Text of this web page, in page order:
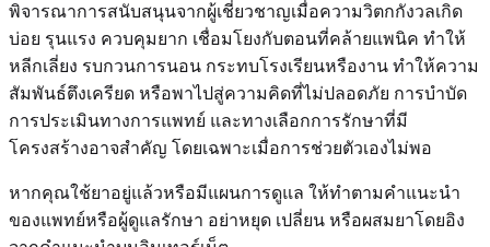
พิจารณาการสนับสนุนจากผู้เชี่ยวชาญเมื่อความวิตกกังวลเกิด
บ่อย รุนแรง ควบคุมยาก เชื่อมโยงกับตอนที่คล้ายแพนิค ทำให้
หลีกเลี่ยง รบกวนการนอน กระทบโรงเรียนหรืองาน ทำให้ความ
สัมพันธ์ตึงเครียด หรือพาไปสู่ความคิดที่ไม่ปลอดภัย การบำบัด
การประเมินทางการแพทย์ และทางเลือกการรักษาที่มี
โครงสร้างอาจสำคัญ โดยเฉพาะเมื่อการช่วยตัวเองไม่พอ
หากคุณใช้ยาอยู่แล้วหรือมีแผนการดูแล ให้ทำตามคำแนะนำ
ของแพทย์หรือผู้ดูแลรักษา อย่าหยุด เปลี่ยน หรือผสมยาโดยอิง